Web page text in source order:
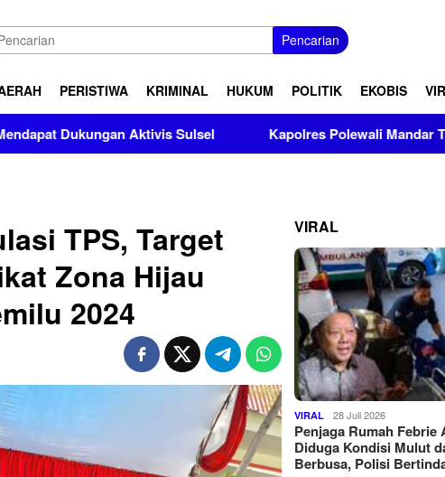
Pencarian
PERISTIWA KRIMINAL HUKUM POLITIK EKOBIS
Aktivis Sulsel Kapolres Polewali Mandar Turut Musnahkan
TPS, Target
Zona Hijau
2024
VIRAL
VIRAL 28 Juli 2026
Penjaga Rumah Febrie
Diduga Kondisi Mulut
Berbusa, Polisi